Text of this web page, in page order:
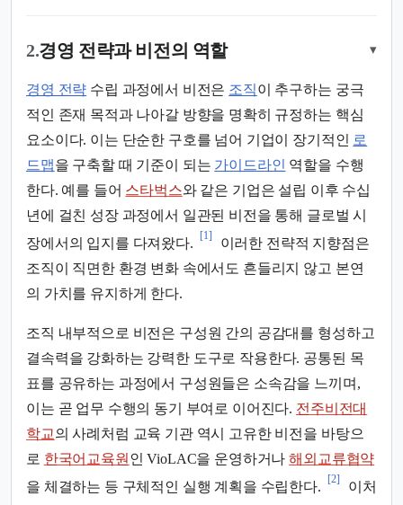
2.경영 전략과 비전의 역할 ▾
경영 전략 수립 과정에서 비전은 조직이 추구하는 궁극
적인 존재 목적과 나아갈 방향을 명확히 규정하는 핵심
요소이다. 이는 단순한 구호를 넘어 기업이 장기적인 로
드맵을 구축할 때 기준이 되는 가이드라인 역할을 수행
한다. 예를 들어 스타벅스와 같은 기업은 설립 이후 수십
년에 걸친 성장 과정에서 일관된 비전을 통해 글로벌 시
장에서의 입지를 다져왔다.
[1]
이러한 전략적 지향점은
조직이 직면한 환경 변화 속에서도 흔들리지 않고 본연
의 가치를 유지하게 한다.
조직 내부적으로 비전은 구성원 간의 공감대를 형성하고
결속력을 강화하는 강력한 도구로 작용한다. 공통된 목
표를 공유하는 과정에서 구성원들은 소속감을 느끼며,
이는 곧 업무 수행의 동기 부여로 이어진다. 전주비전대
학교의 사례처럼 교육 기관 역시 고유한 비전을 바탕으
로 한국어교육원 인 VioLAC을 운영하거나해외교류협약
을 체결하는 등 구체적인 실행 계획을 수립한다.
[2]
이처